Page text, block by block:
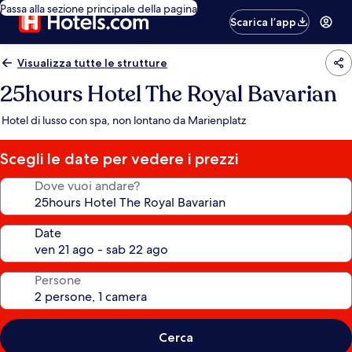
Passa alla sezione principale della pagina
Scarica l’app
Visualizza tutte le strutture
25hours Hotel The Royal Bavarian
Hotel di lusso con spa, non lontano da Marienplatz
Scegli le date per vedere i prezzi
Dove vuoi andare?
Date
Persone
Cerca